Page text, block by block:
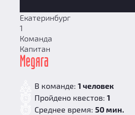
Екатеринбург
1
Команда
Капитан
Медяга
В команде: 1 человек
Пройдено квестов: 1
Среднее время: 50 мин.